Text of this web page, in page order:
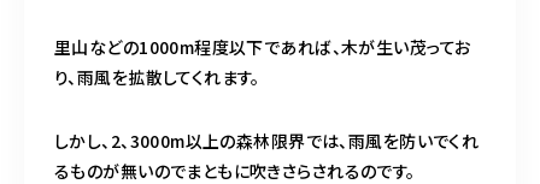
里山などの1000m程度以下であれば、木が生い茂ってお
り、雨風を拡散してくれます。
しかし、2、3000m以上の森林限界では、雨風を防いでくれ
るものが無いのでまともに吹きさらされるのです。